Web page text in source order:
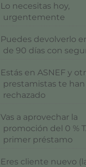
Lo necesitas hoy,
urgentemente
Puedes devolverlo
de 90 días con
Estás en ASNEF y
prestamistas te han
rechazado
Vas a aprovechar la
promoción del 0 %
primer préstamo
Eres cliente nuevo